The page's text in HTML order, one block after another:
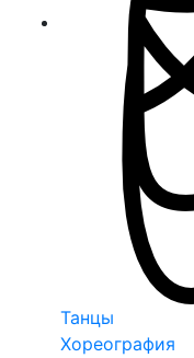
Танцы
Хореография